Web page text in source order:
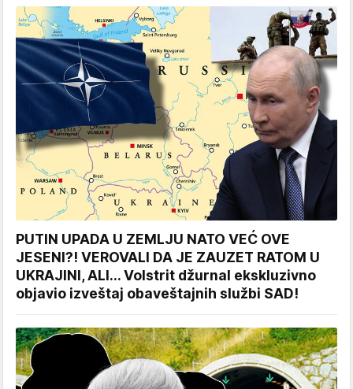
PUTIN UPADA U ZEMLJU NATO VEĆ OVE
JESENI?! VEROVALI DA JE ZAUZET RATOM U
UKRAJINI, ALI... Volstrit džurnal ekskluzivno
objavio izveštaj obaveštajnih službi SAD!